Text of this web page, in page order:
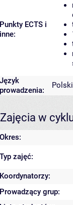
Punkty ECTS i
inne:
Język
prowadzenia:
Polski
Zajęcia w
Okres:
Typ zajęć:
Koordynatorzy:
Prowadzący grup: